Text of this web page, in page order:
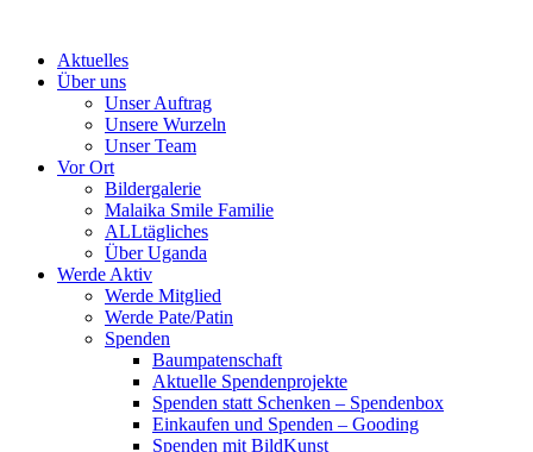
contentAktuelles
Über uns
Unser Auftrag
Unsere Wurzeln
Unser Team
Vor Ort
Bildergalerie
Malaika Smile Familie
ALLtägliches
Über Uganda
Werde Aktiv
Werde Mitglied
Werde Pate/Patin
Spenden
Baumpatenschaft
Aktuelle Spendenprojekte
Spenden statt Schenken – Spendenbox
Einkaufen und Spenden – Gooding
Spenden mit BildKunst